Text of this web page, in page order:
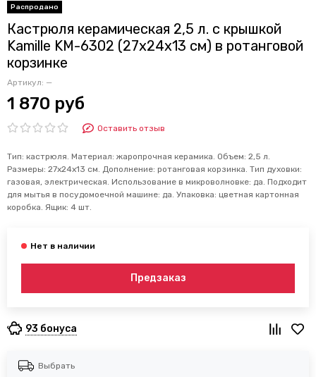
Кастрюля керамическая 2,5 л. с крышкой
Kamille KM-6302 (27х24х13 см) в ротанговой
корзинке
Артикул: —
1 870 руб
Оставить отзыв
Тип: кастрюля. Материал: жаропрочная керамика. Объем: 2,5 л.
Размеры: 27х24х13 см. Дополнение: ротанговая корзинка. Тип духовки:
газовая, электрическая. Использование в микроволновке: да. Подходит
для мытья в посудомоечной машине: да. Упаковка: цветная картонная
коробка. Ящик: 4 шт.
Предзаказ
93 бонуса
Выбрать